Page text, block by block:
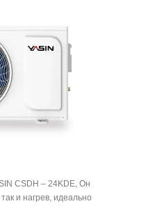
CSDH – 24KDE, Он
и нагрев, идеально